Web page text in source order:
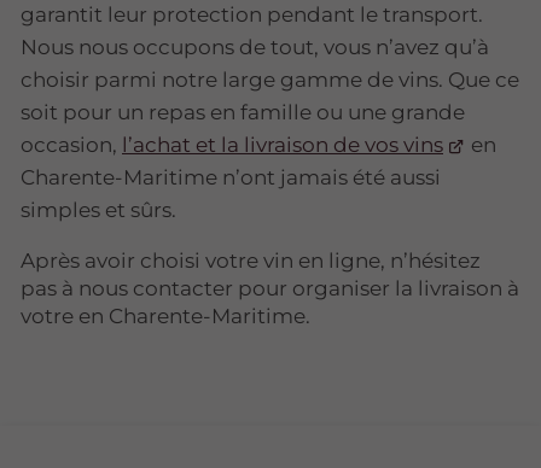
garantit leur protection pendant le transport.
Nous nous occupons de tout, vous n’avez qu’à
choisir parmi notre large gamme de vins. Que ce
soit pour un repas en famille ou une grande
occasion, l’achat et la livraison de vos vins
en
Charente-Maritime n’ont jamais été aussi
simples et sûrs.
Après avoir choisi votre vin en ligne, n’hésitez
pas à nous contacter pour organiser la livraison à
votre en Charente-Maritime.